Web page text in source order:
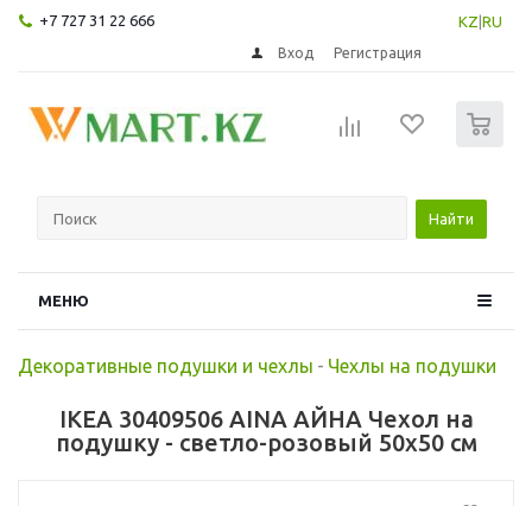
+7 727 31 22 666 KZ RU
Вход Регистрация
Найти
МЕНЮ
Декоративные подушки и чехлы - Чехлы на подушки
IKEA 30409506 AINA АЙНА Чехол на
подушку - светло-розовый 50x50 см